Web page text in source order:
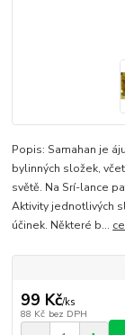
Popis: Samahan je
bylinných složek,
světě. Na Srí-lance
Aktivity jednotlivých
účinek. Některé b...
99 Kč/ks
88 Kč bez DPH